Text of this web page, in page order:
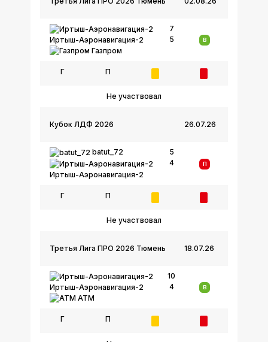
Иртыш-Аэронавигация-2
Газпром
7
5
В
Г П
Не участвовал
26.07.26
Кубок ЛДФ 2026
batut_72
Иртыш-Аэронавигация-2
5
4
П
Г П
Не участвовал
18.07.26
Третья Лига ПРО 2026 Тюмень
Иртыш-Аэронавигация-2
АТМ
10
4
В
Г П